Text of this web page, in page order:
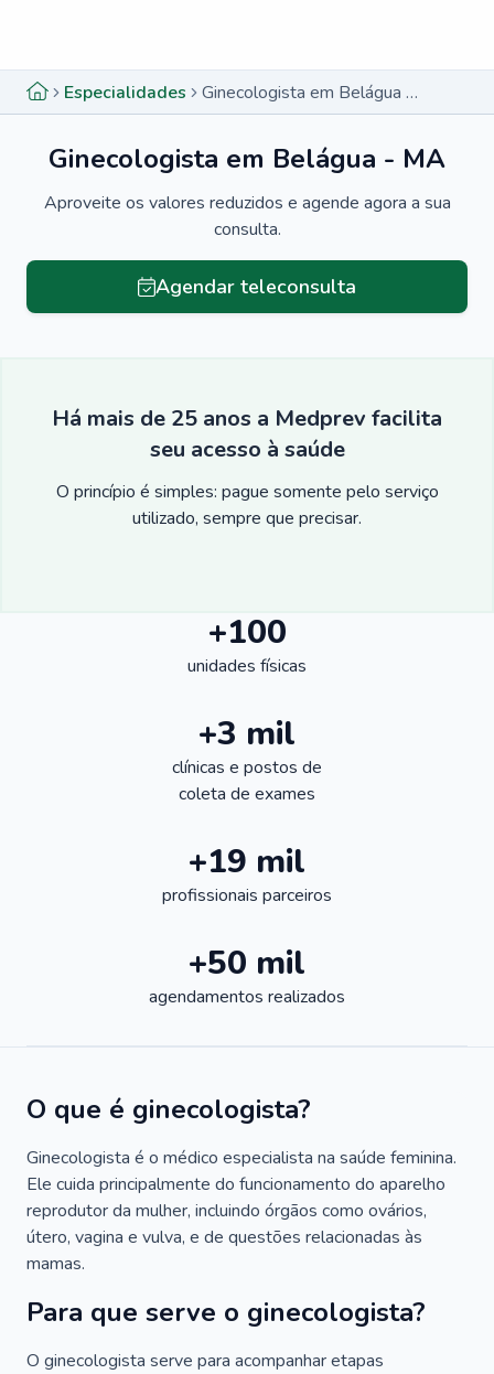
Especialidades Ginecologista em Belágua - MA
Ginecologista em Belágua - MA
Aproveite os valores reduzidos e agende agora a sua
consulta.
Agendar teleconsulta
Há mais de 25 anos a Medprev facilita
seu acesso à saúde
O princípio é simples: pague somente pelo serviço
utilizado, sempre que precisar.
+100
unidades físicas
+3 mil
clínicas e postos de
coleta de exames
+19 mil
profissionais parceiros
+50 mil
agendamentos realizados
O que é ginecologista?
Ginecologista é o médico especialista na saúde feminina.
Ele cuida principalmente do funcionamento do aparelho
reprodutor da mulher, incluindo órgãos como ovários,
útero, vagina e vulva, e de questões relacionadas às
mamas.
Para que serve o ginecologista?
O ginecologista serve para acompanhar etapas